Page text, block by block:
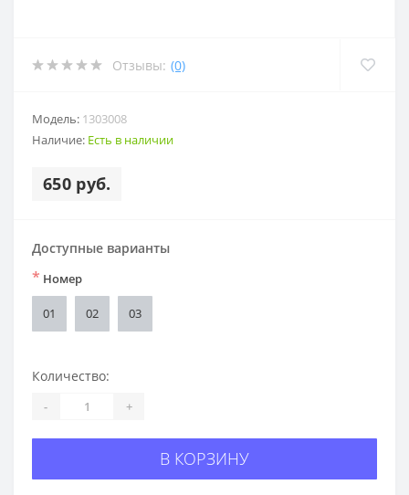
Отзывы: (0)
Модель: 1303008
Наличие: Есть в наличии
650 руб.
Доступные варианты
* Номер
01 02 03
Количество:
- +
В КОРЗИНУ